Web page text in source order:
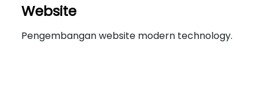
Website
Pengembangan website modern technology.